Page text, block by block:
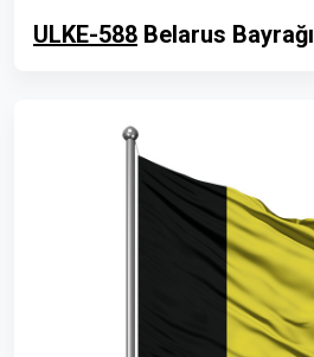
ULKE-588 Belarus Bayrağı